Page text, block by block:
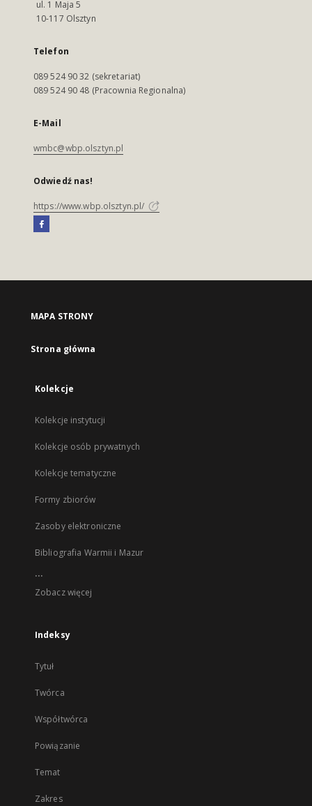
ul. 1 Maja 5
10-117 Olsztyn
Telefon
089 524 90 32 (sekretariat)
089 524 90 48 (Pracownia Regionalna)
E-Mail
wmbc@wbp.olsztyn.pl
Odwiedź nas!
https://www.wbp.olsztyn.pl/
MAPA STRONY
Strona główna
Kolekcje
Kolekcje instytucji
Kolekcje osób prywatnych
Kolekcje tematyczne
Formy zbiorów
Zasoby elektroniczne
Bibliografia Warmii i Mazur
...
Zobacz więcej
Indeksy
Tytuł
Twórca
Współtwórca
Powiązanie
Temat
Zakres